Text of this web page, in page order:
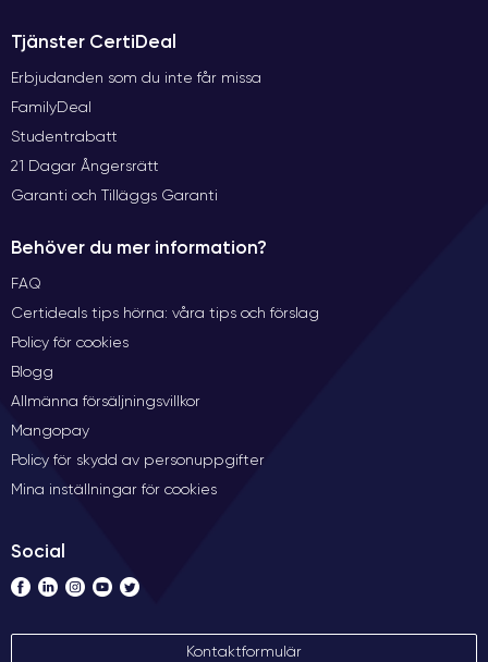
Tjänster CertiDeal
Erbjudanden som du inte får missa
FamilyDeal
Studentrabatt
21 Dagar Ångersrätt
Garanti och Tilläggs Garanti
Behöver du mer information?
FAQ
Certideals tips hörna: våra tips och förslag
Policy för cookies
Blogg
Allmänna försäljningsvillkor
Mangopay
Policy för skydd av personuppgifter
Mina inställningar för cookies
Social
Kontaktformulär